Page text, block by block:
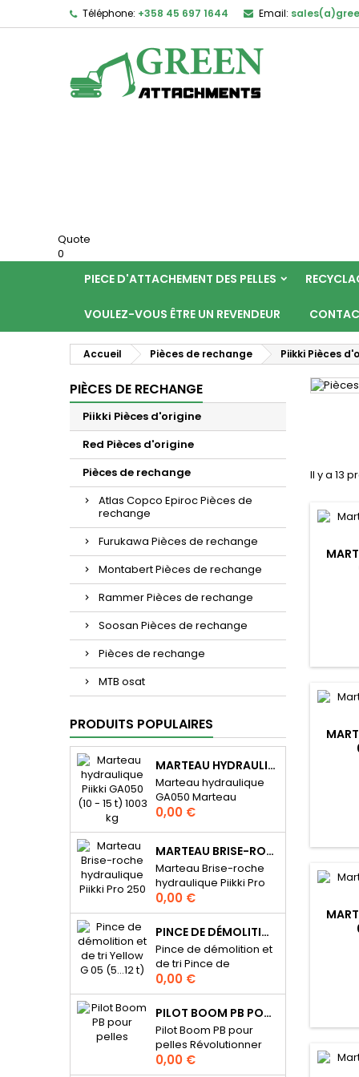
Téléphone: +358 45 697 1644 Email:
Quote
0
PIECE D'ATTACHEMENT DES PELLES
VOULEZ-VOUS ÊTRE UN REVENDEUR
Accueil Pièces de rechange Piikki Pièces
PIÈCES DE RECHANGE
Piikki Pièces d'origine
Red Pièces d'origine
Pièces de rechange
Atlas Copco Epiroc Pièces de
rechange
Furukawa Pièces de rechange
Montabert Pièces de rechange
Rammer Pièces de rechange
Soosan Pièces de rechange
Pièces de rechange
MTB osat
PRODUITS POPULAIRES
MARTEAU HYDRAULIQUE PIIKKI GA050 (10 - 15 T) 1003 KG
Marteau hydraulique
GA050 Marteau
hydraulique Piikki pour
hydrauliques par
Green Attachments ont
été conçus pour
effectuer tous types de
tâches exigeantes
auxquelles l'utilisateur
pourrait confronté.
Marteaux hydrauliques
série piikki flexibles et
efficaces pour le travail
quotidien La Série Piikki
est conçue...
Prix
0,00 €
MARTEAU BRISE-ROCHE HYDRAULIQUE PIIKKI PRO 250 (25...40) 2300 KG
Marteau Brise-roche
hydraulique Piikki Pro
250 (25...40) 2300 kg
Marteau Brise-roche
hydraulique Piikki Pro
250. Ces marteaux
hydrauliques par
Green Attachments ont
été conçus pour
effectuer tous types de
tâches exigeantes
auxquelles l'utilisateur
pourrait confronté.
Marteaux hydrauliques
Piikki Pro Green
Prix
0,00 €
PINCE DE DÉMOLITION ET DE TRI YELLOW G 05 (5…12 T)
Pince de démolition et
de tri Pince de
démolition et de tri
Yellow G 05 (5…12t), 480
kg. Les grappins de
démolition et de tri
Yellow line ont été
conçus pour des
applications de
Prix
0,00 €
PILOT BOOM PB POUR PELLES
Pilot Boom PB pour
pelles Révolutionner
les travaux de
fondation et de
Prix
0,00 €
Il y a 13